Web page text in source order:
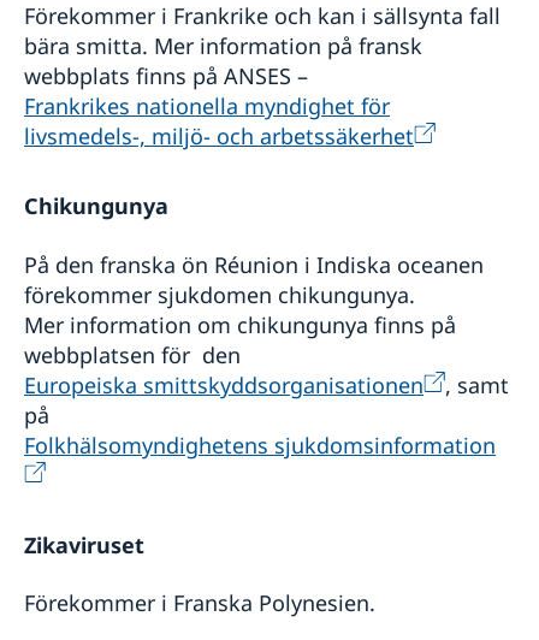
Förekommer i Frankrike och kan i sällsynta fall
bära smitta. Mer information på fransk
webbplats finns på ANSES –
Frankrikes nationella myndighet för
livsmedels-, miljö- och arbetssäkerhet
Chikungunya
På den franska ön Réunion i Indiska oceanen
förekommer sjukdomen chikungunya.
Mer information om chikungunya finns på
webbplatsen för den
Europeiska smittskyddsorganisationen
, samt
på
Folkhälsomyndighetens sjukdomsinformation
Zikaviruset
Förekommer i Franska Polynesien.